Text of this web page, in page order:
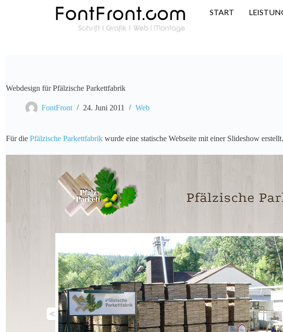
START
Webdesign für Pfälzische Parkettfabrik
FontFront 24. Juni 2011 Web
Für die Pfälzische Parkettfabrik wurde eine statische Webseite mit einer Slideshow erstellt.